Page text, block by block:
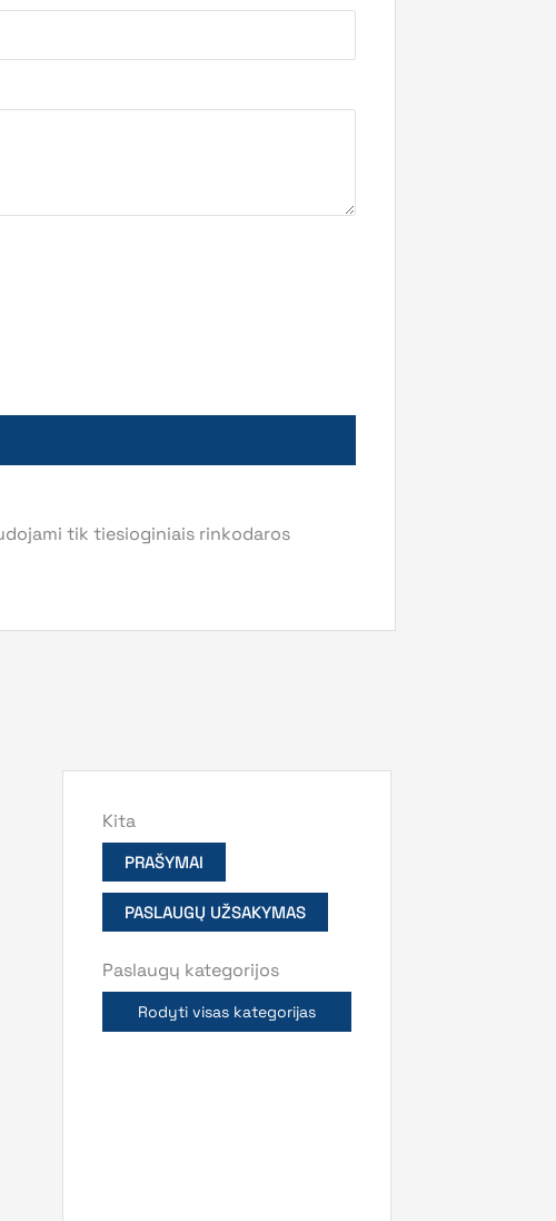
tik tiesioginiais rinkodaros
Kita
PRAŠYMAI
PASLAUGŲ UŽSAKYMAS
Paslaugų kategorijos
Rodyti visas kategorijas